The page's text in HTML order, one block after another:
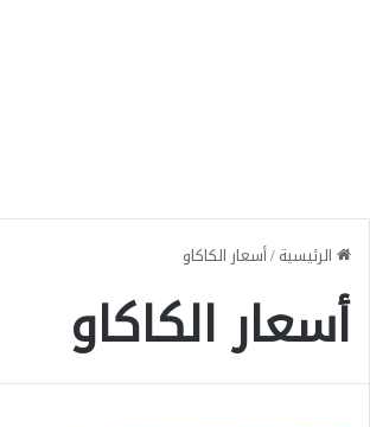
الرئيسية/أسعار الكاكاو
أسعار الكاكاو